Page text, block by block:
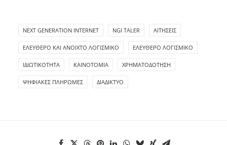
NEXT GENERATION INTERNET NGI TALER ΑΙΤΉΣΕΙΣ
ΕΛΕΎΘΕΡΟ ΚΑΙ ΑΝΟΙΧΤΌ ΛΟΓΙΣΜΙΚΌ ΕΛΕΎΘΕΡΟ ΛΟΓΙΣΜΙΚΌ
ΙΔΙΩΤΙΚΌΤΗΤΑ ΚΑΙΝΟΤΟΜΊΑ ΧΡΗΜΑΤΟΔΌΤΗΣΗ
ΨΗΦΙΑΚΈΣ ΠΛΗΡΩΜΈΣ ΔΙΑΔΊΚΤΥΟ